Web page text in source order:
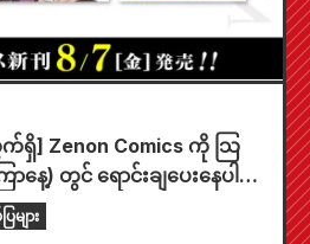
] Zenon Comics ကို သြ
ေ့) တွင် ရောင်းချပေးနေပါ
များ